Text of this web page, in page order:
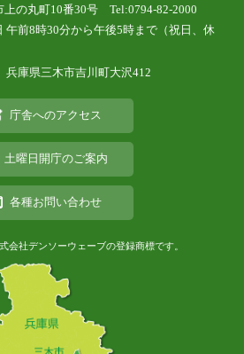
の丸町10番30号 Tel:0794-82-2000
午前8時30分から午後5時まで（祝日、休
庫県三木市吉川町大沢412
庁舎へのアクセス
土曜日開庁のご案内
各種お問い合わせ
会社デンソーウェーブの登録商標です。